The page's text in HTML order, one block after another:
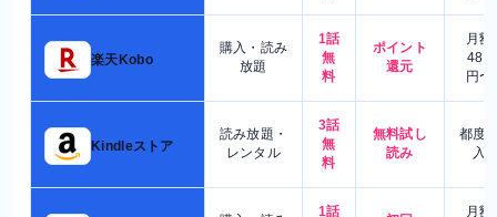
楽天Kobo
購入・読み
放題
1話
無
料
ポイント
還元
月額
480
円〜
Kindleストア
読み放題・
レンタル
3話
無
料
無料試し
読み
都度
入
1話 月額